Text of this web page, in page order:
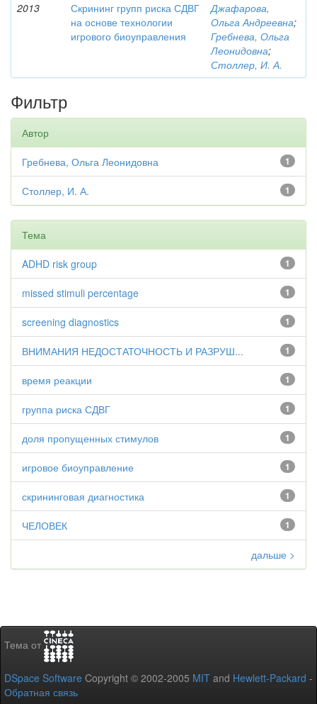
2013
Скрининг групп риска СДВГ
на основе технологии
игрового биоуправления
Джафарова,
Ольга Андреевна;
Гребнева, Ольга
Леонидовна;
Столлер, И. А.
Фильтр
Автор
1
Гребнева, Ольга Леонидовна
1
Столлер, И. А.
Тема
1
ADHD risk group
1
missed stimuli percentage
1
screening diagnostics
1
ВНИМАНИЯ НЕДОСТАТОЧНОСТЬ И РАЗРУШ...
1
время реакции
1
группа риска СДВГ
1
доля пропущенных стимулов
1
игровое биоуправление
1
скрининговая диагностика
1
ЧЕЛОВЕК
дальше >
Тема от
DSpace Software Copyright © 2002-2005 MIT and Hewlett-Packard -
Обратная связь